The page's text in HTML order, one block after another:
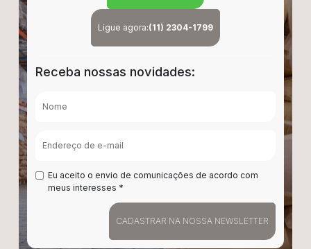
Ligue agora:(11) 2304-1799
Receba nossas novidades:
Nome
Endereço de e-mail
Eu aceito o envio de comunicações de acordo com
meus interesses *
CADASTRAR NA NOSSA NEWSLETTER